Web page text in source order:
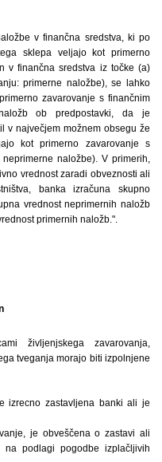
v finančna sredstva, ki po
sklepa veljajo kot primerno
v finančna sredstva iz točke (a)
primerne naložbe), se lahko
zavarovanje s finančnim
ob predpostavki, da je
v največjem možnem obsegu že
kot primerno zavarovanje s
naložbe). V primerih,
vrednost zaradi obveznosti ali
banka izračuna skupno
vrednost neprimernih naložb
primernih naložb.".
življenjskega zavarovanja,
tveganja morajo biti izpolnjene
izrecno zastavljena banki ali je
je obveščena o zastavi ali
podlagi pogodbe izplačljivih